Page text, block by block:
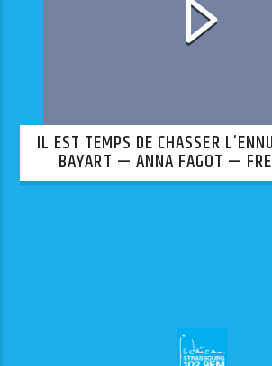
IL EST TEMPS DE CHASSER
BAYART — ANNA FAGOT —